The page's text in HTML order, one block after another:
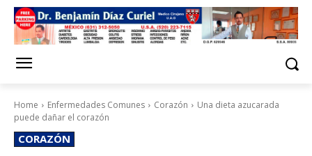
Home Enfermedades Comunes Corazón
Una dieta azucarada
puede dañar el corazón
CORAZÓN